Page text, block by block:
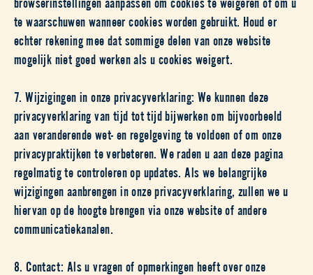
te waarschuwen wanneer cookies worden gebruikt. Houd er
echter rekening mee dat sommige delen van onze website
mogelijk niet goed werken als u cookies weigert.
7. Wijzigingen in onze privacyverklaring: We kunnen deze
privacyverklaring van tijd tot tijd bijwerken om bijvoorbeeld
aan veranderende wet- en regelgeving te voldoen of om onze
privacypraktijken te verbeteren. We raden u aan deze pagina
regelmatig te controleren op updates. Als we belangrijke
wijzigingen aanbrengen in onze privacyverklaring, zullen we u
hiervan op de hoogte brengen via onze website of andere
communicatiekanalen.
8. Contact: Als u vragen of opmerkingen heeft over onze